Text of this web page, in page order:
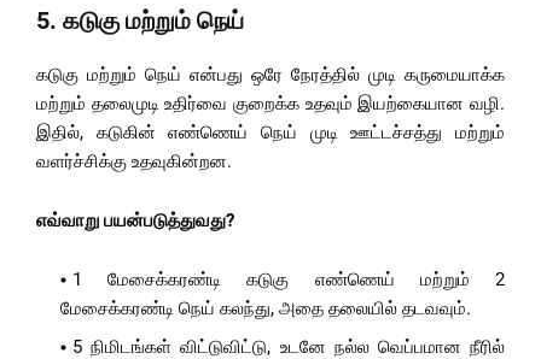
5. கடுகு மற்றும் நெய்
கடுகு மற்றும் நெய் என்பது ஒரே நேரத்தில் முடி கருமையாக்க
மற்றும் தலைமுடி உதிர்வை குறைக்க உதவும் இயற்கையான வழி.
இதில், கடுகின் எண்ணெய் நெய் முடி ஊட்டச்சத்து மற்றும்
வளர்ச்சிக்கு உதவுகின்றன.
எவ்வாறு பயன்படுத்துவது?
1 மேசைக்கரண்டி கடுகு எண்ணெய் மற்றும் 2
மேசைக்கரண்டி நெய் கலந்து, அதை தலையில் தடவவும்.
5 நிமிடங்கள் விட்டுவிட்டு, உடனே நல்ல வெப்பமான நீரில்